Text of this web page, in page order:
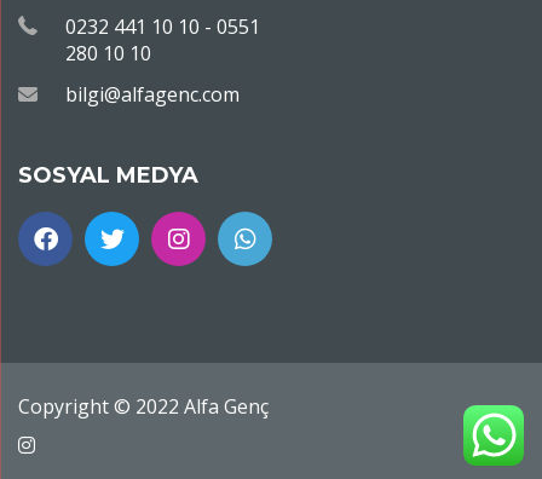
0232 441 10 10 - 0551
280 10 10
bilgi@alfagenc.com
SOSYAL MEDYA
Copyright © 2022 Alfa Genç